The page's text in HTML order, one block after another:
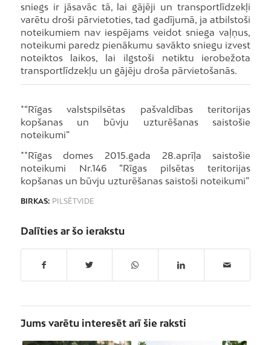
sniegs ir jāsavāc tā, lai gājēji un transportlīdzekļi
varētu droši pārvietoties, tad gadījumā, ja atbilstoši
noteikumiem nav iespējams veidot sniega vaļņus,
noteikumi paredz pienākumu savākto sniegu izvest
noteiktos laikos, lai ilgstoši netiktu ierobežota
transportlīdzekļu un gājēju droša pārvietošanās.
*“Rīgas valstspilsētas pašvaldības teritorijas
kopšanas un būvju uzturēšanas saistošie
noteikumi”
**Rīgas domes 2015.gada 28.aprīļa saistošie
noteikumi Nr.146 “Rīgas pilsētas teritorijas
kopšanas un būvju uzturēšanas saistoši noteikumi”
BIRKAS: PILSĒTVIDE
Dalīties ar šo ierakstu
Jums varētu interesēt arī šie raksti